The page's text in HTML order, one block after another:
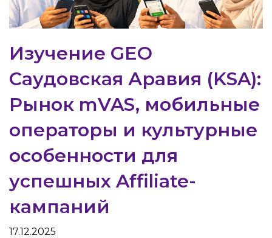
Изучение GEO
Саудовская Аравия (KSA):
Рынок mVAS, мобильные
операторы и культурные
особенности для
успешных Affiliate-
кампаний
17.12.2025